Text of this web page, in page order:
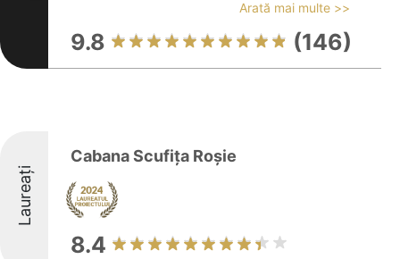
Arată mai multe >>
9.8 (146)
Laureați
Cabana Scufița Roșie
8.4